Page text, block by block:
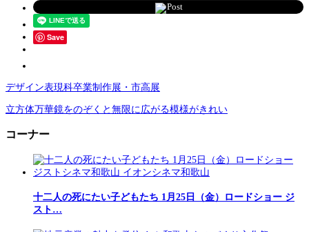
Post
Save
デザイン表現科卒業制作展・市高展
立方体万華鏡をのぞくと無限に広がる模様がきれい
コーナー
十二人の死にたい子どもたち 1月25日（金）ロードショー ジ
スト…